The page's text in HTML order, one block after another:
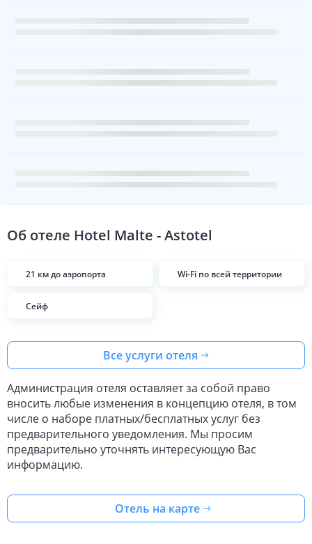
Об отеле Hotel Malte - Astotel
21 км до аэропорта Wi-Fi по всей территории
Сейф
Все услуги отеля
Администрация отеля оставляет за собой право
вносить любые изменения в концепцию отеля, в том
числе о наборе платных/бесплатных услуг без
предварительного уведомления. Мы просим
предварительно уточнять интересующую Вас
информацию.
Отель на карте